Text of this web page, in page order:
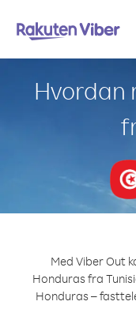
Hvordan
Med Viber Out
Honduras fra
Honduras –